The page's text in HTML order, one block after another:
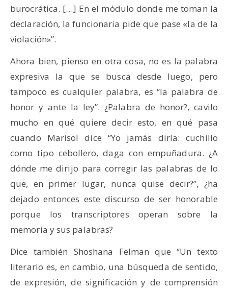
burocrática. […] En el módulo donde me toman la
declaración, la funcionaria pide que pase «la de la
violación»”.
Ahora bien, pienso en otra cosa, no es la palabra
expresiva la que se busca desde luego, pero
tampoco es cualquier palabra, es “la palabra de
honor y ante la ley”. ¿Palabra de honor?, cavilo
mucho en qué quiere decir esto, en qué pasa
cuando Marisol dice “Yo jamás diría: cuchillo
como tipo cebollero, daga con empuñadura. ¿A
dónde me dirijo para corregir las palabras de lo
que, en primer lugar, nunca quise decir?”, ¿ha
dejado entonces este discurso de ser honorable
porque los transcriptores operan sobre la
memoria y sus palabras?
Dice también Shoshana Felman que “Un texto
literario es, en cambio, una búsqueda de sentido,
de expresión, de significación y de comprensión